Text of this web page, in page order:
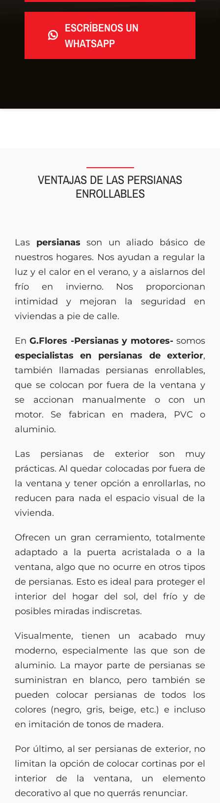
ESCRÍBENOS UN
WHATSAPP
VENTAJAS DE LAS PERSIANAS
ENROLLABLES
Las persianas son un aliado básico de
nuestros hogares. Nos ayudan a regular la
luz y el calor en el verano, y a aislarnos del
frío en invierno. Nos proporcionan
intimidad y mejoran la seguridad en
viviendas a pie de calle.
EnG.Flores -Persianas y motores- somos
especialistas en persianas de exterior,
también llamadas persianas enrollables,
que se colocan por fuera de la ventana y
se accionan manualmente o con un
motor. Se fabrican en madera, PVC o
aluminio.
Las persianas de exterior son muy
prácticas. Al quedar colocadas por fuera de
la ventana y tener opción a enrollarlas, no
reducen para nada el espacio visual de la
vivienda.
Ofrecen un gran cerramiento, totalmente
adaptado a la puerta acristalada o a la
ventana, algo que no ocurre en otros tipos
de persianas. Esto es ideal para proteger el
interior del hogar del sol, del frío y de
posibles miradas indiscretas.
Visualmente, tienen un acabado muy
moderno, especialmente las que son de
aluminio. La mayor parte de persianas se
suministran en blanco, pero también se
pueden colocar persianas de todos los
colores (negro, gris, beige, etc.) e incluso
en imitación de tonos de madera.
Por último, al ser persianas de exterior, no
limitan la opción de colocar cortinas por el
interior de la ventana, un elemento
decorativo al que no querrás renunciar.